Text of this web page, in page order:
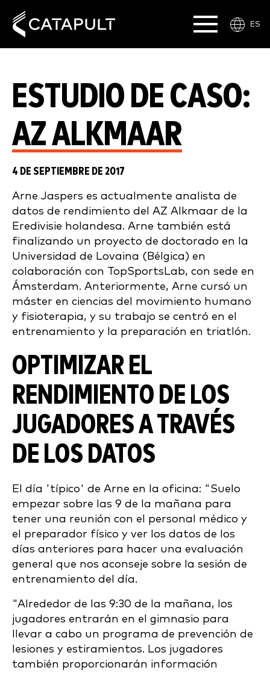
ES
ESTUDIO DE CASO:
AZ ALKMAAR
4 DE SEPTIEMBRE DE 2017
Arne Jaspers es actualmente analista de
datos de rendimiento del AZ Alkmaar de la
Eredivisie holandesa. Arne también está
finalizando un proyecto de doctorado en la
Universidad de Lovaina (Bélgica) en
colaboración con TopSportsLab, con sede en
Ámsterdam. Anteriormente, Arne cursó un
máster en ciencias del movimiento humano
y fisioterapia, y su trabajo se centró en el
entrenamiento y la preparación en triatlón.
OPTIMIZAR EL
RENDIMIENTO DE LOS
JUGADORES A TRAVÉS
DE LOS DATOS
El día 'típico' de Arne en la oficina: "Suelo
empezar sobre las 9 de la mañana para
tener una reunión con el personal médico y
el preparador físico y ver los datos de los
días anteriores para hacer una evaluación
general que nos aconseje sobre la sesión de
entrenamiento del día.
"Alrededor de las 9:30 de la mañana, los
jugadores entrarán en el gimnasio para
llevar a cabo un programa de prevención de
lesiones y estiramientos. Los jugadores
también proporcionarán información